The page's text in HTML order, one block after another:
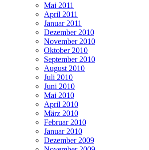
Mai 2011
April 2011
Januar 2011
Dezember 2010
November 2010
Oktober 2010
September 2010
August 2010
Juli 2010
Juni 2010
Mai 2010
April 2010
März 2010
Februar 2010
Januar 2010
Dezember 2009